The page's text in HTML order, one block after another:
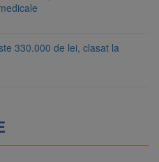
330.000 de lei, clasat la